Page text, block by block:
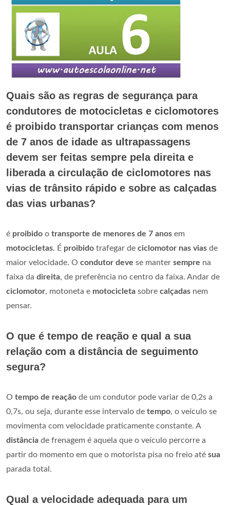
Quais são as regras de segurança para
condutores de motocicletas e ciclomotores
é proibido transportar crianças com menos
de 7 anos de idade as ultrapassagens
devem ser feitas sempre pela direita e
liberada a circulação de ciclomotores nas
vias de trânsito rápido e sobre as calçadas
das vias urbanas?
é proibido o transporte de menores de 7 anos em
motocicletas. É proibido trafegar de ciclomotor nas vias de
maior velocidade. O condutor deve se manter sempre na
faixa da direita, de preferência no centro da faixa. Andar de
ciclomotor, motoneta e motocicleta sobre calçadas nem
pensar.
O que é tempo de reação e qual a sua
relação com a distância de seguimento
segura?
O tempo de reação de um condutor pode variar de 0,2s a
0,7s, ou seja, durante esse intervalo de tempo, o veículo se
movimenta com velocidade praticamente constante. A
distância de frenagem é aquela que o veículo percorre a
partir do momento em que o motorista pisa no freio até sua
parada total.
Qual a velocidade adequada para um